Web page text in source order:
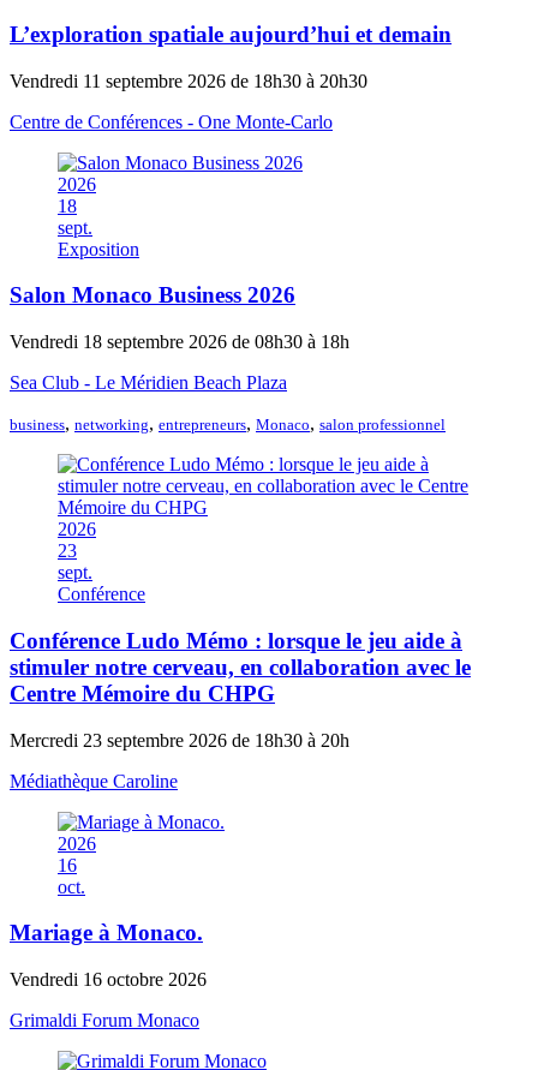
L’exploration spatiale aujourd’hui et demain
Vendredi 11 septembre 2026 de 18h30 à 20h30
Centre de Conférences - One Monte-Carlo
2026
18
sept.
Exposition
Salon Monaco Business 2026
Vendredi 18 septembre 2026 de 08h30 à 18h
Sea Club - Le Méridien Beach Plaza
business, networking, entrepreneurs, Monaco, salon professionnel
2026
23
sept.
Conférence
Conférence Ludo Mémo : lorsque le jeu aide à
stimuler notre cerveau, en collaboration avec le
Centre Mémoire du CHPG
Mercredi 23 septembre 2026 de 18h30 à 20h
Médiathèque Caroline
2026
16
oct.
Mariage à Monaco.
Vendredi 16 octobre 2026
Grimaldi Forum Monaco